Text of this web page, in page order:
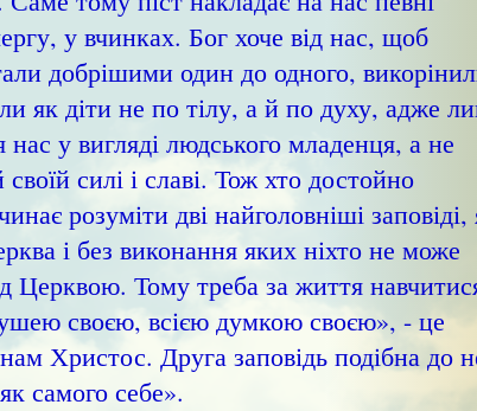
у вчинках. Бог хоче від нас, щоб
добрішими один до одного,
як діти не по тілу, а й по духу, адже
у вигляді людського младенця, а не
силі і славі. Тож хто достойно
розуміти дві найголовніші заповіді,
і без виконання яких ніхто не може
Церквою. Тому треба за життя
своєю, всією думкою своєю», - це
Христос. Друга заповідь подібна до
самого себе».